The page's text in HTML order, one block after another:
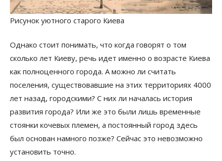
Рисунок уютного старого Киева
Однако стоит понимать, что когда говорят о том
сколько лет Киеву, речь идет именно о возрасте Киева
как полноценного города. А можно ли считать
поселения, существовавшие на этих территориях 4000
лет назад, городскими? С них ли началась история
развития города? Или же это были лишь временные
стоянки кочевых племен, а постоянный город здесь
был основан намного позже? Сейчас это невозможно
установить точно.